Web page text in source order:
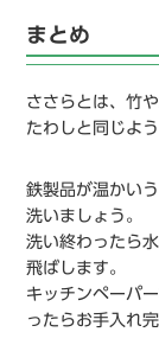
まとめ
ささらとは、竹
たわしと同じよ
鉄製品が温かい
洗いましょう。
洗い終わったら
飛ばします。
キッチンペーパ
ったらお手入れ完